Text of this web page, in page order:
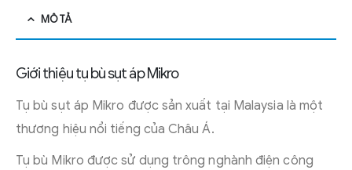
MÔ TẢ
Giới thiệu tụ bù sụt áp Mikro
Tụ bù sụt áp Mikro được sản xuất tại Malaysia là một
thương hiệu nổi tiếng của Châu Á.
Tụ bù Mikro được sử dụng trông nghành điện công